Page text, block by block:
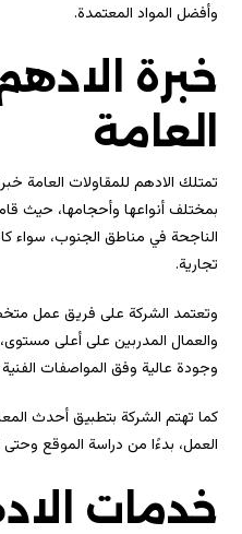
وأفضل المواد المعتمدة.
خبرة
العامة
تمتلك الادهم للمقاولات العامة
بمختلف أنواعها وأحجامها، حيث
الناجحة في مناطق الجنوب، سواء
تجارية.
وتعتمد الشركة على فريق عمل
والعمال المدربين على أعلى
وجودة عالية وفق المواصفات
كما تهتم الشركة بتطبيق أحدث
العمل، بدءًا من دراسة الموقع
خدمات